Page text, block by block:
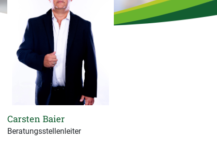
Carsten Baier
Beratungsstellenleiter